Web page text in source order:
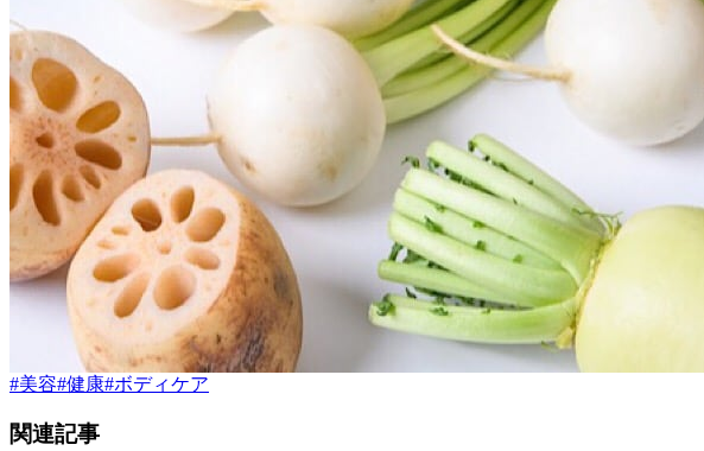
#美容#健康#ボディケア
関連記事